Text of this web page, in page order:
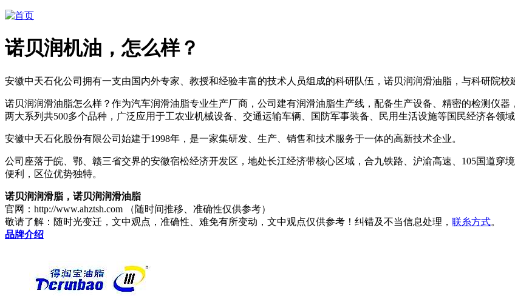
诺贝润机油，怎么样？
安徽中天石化公司拥有一支由国内外专家、教授和经验丰富的技术人员组成的科研队伍，诺贝润润滑油脂，与科研院校
诺贝润润滑油脂怎么样？作为汽车润滑油脂专业生产厂商，公司建有润滑油脂生产线，配备生产设备、精密的检测仪
两大系列共500多个品种，广泛应用于工农业机械设备、交通运输车辆、国防军事装备、民用生活设施等国民经济各领域
安徽中天石化股份有限公司始建于1998年，是一家集研发、生产、销售和技术服务于一体的高新技术企业。
公司座落于皖、鄂、赣三省交界的安徽宿松经济开发区，地处长江经济带核心区域，合九铁路、沪渝高速、105国道穿
便利，区位优势独特。
诺贝润润滑脂，诺贝润润滑油脂
官网：http://www.ahztsh.com （随时间推移、准确性仅供参考）
敬请了解 ：随时光变迁，文中观点，准确性、难免有所变动，文中观点仅供参考 ！纠错及不当信息处理， 联糸方式。
品牌介绍